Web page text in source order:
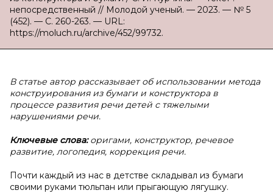
непосредственный // Молодой ученый. — 2023. — № 5
(452). — С. 260-263. — URL:
https://moluch.ru/archive/452/99732.
В статье автор рассказывает об использовании метода
конструирования из бумаги и конструктора в
процессе развития речи детей с тяжелыми
нарушениями речи.
Ключевые слова:оригами, конструктор, речевое
развитие, логопедия, коррекция речи.
Почти каждый из нас в детстве складывал из бумаги
своими руками тюльпан или прыгающую лягушку.